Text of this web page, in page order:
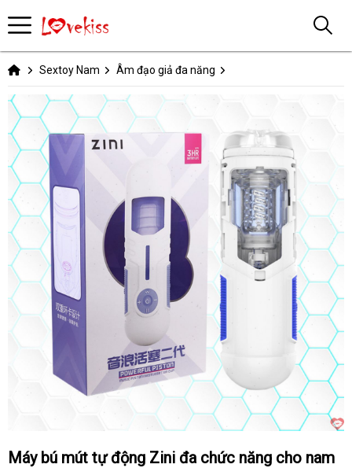
Sextoy Nam Âm đạo giả đa năng
Máy bú mút tự động Zini đa chức năng cho nam